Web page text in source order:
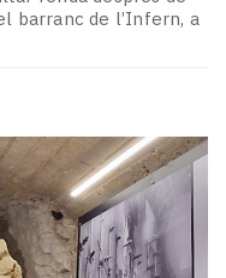
barranc de l’Infern, a